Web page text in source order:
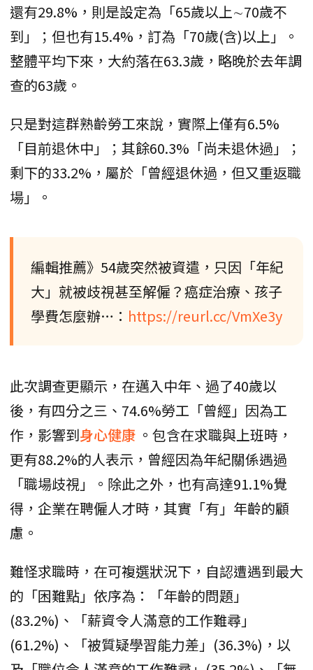
還有29.8%，則是設定為「65歲以上∼70歲不
到」；但也有15.4%，訂為「70歲(含)以上」。
整體平均下來，大約落在63.3歲，略晚於去年調
查的63歲。
只是對這群熟齡勞工來說，實際上僅有6.5%
「目前退休中」；其餘60.3%「尚未退休過」；
剩下的33.2%，屬於「曾經退休過，但又重返職
場」。
編輯推薦》54歲突然被資遣，只因「年紀
大」就被歧視甚至解僱？癌症治療、孩子
學費怎麼辦…： https://reurl.cc/VmXe3y
此次調查更顯示，在邁入中年、過了40歲以
後，有四分之三、74.6%勞工「曾經」因為工
作，影響到身心健康 。包含在求職與上班時，
更有88.2%的人表示，曾經因為年紀關係遇過
「職場歧視」。除此之外，也有高達91.1%覺
得，企業在聘僱人才時，其實「有」年齡的顧
慮。
難怪求職時，在可複選狀況下，自認遭遇到最大
的「困難點」依序為：「年齡的問題」
(83.2%)、「薪資令人滿意的工作難尋」
(61.2%)、「被質疑學習能力差」(36.3%)，以